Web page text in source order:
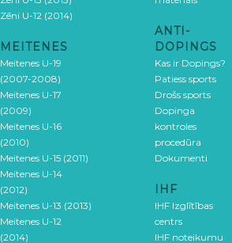
Zēni U-12 (2014)
MEITENES
Meitenes U-19
(2007-2008)
Meitenes U-17
(2009)
Meitenes U-16
(2010)
Meitenes U-15 (2011)
Meitenes U-14
(2012)
Meitenes U-13 (2013)
Meitenes U-12
(2014)
ANTI-
DOPINGS
Kas ir Dopings?
Patiess sports
Drošs sports
Dopinga
kontroles
procedūra
Dokumenti
IHF
IHF Izglītības
centrs
IHF noteikumu